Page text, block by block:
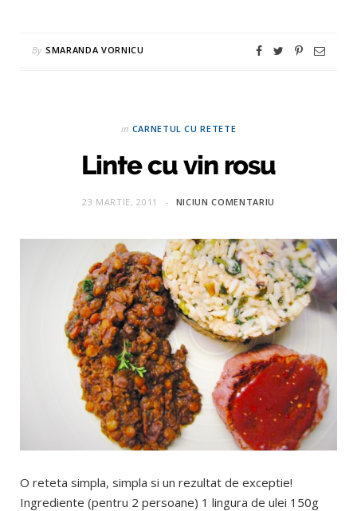
By SMARANDA VORNICU
in CARNETUL CU RETETE
Linte cu vin rosu
23 MARTIE, 2011 NICIUN COMENTARIU
O reteta simpla, simpla si un rezultat de exceptie!
Ingrediente (pentru 2 persoane) 1 lingura de ulei 150g